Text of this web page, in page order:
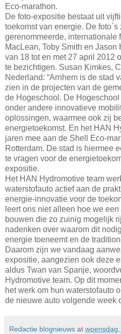
Eco-marathon.
De foto-expositie bestaat uit
toekomst van energie. De
gerenommeerde, internationale
MacLean, Toby Smith en
van 18 tot en met 27 april 2012
te bezichtigen. Susan Kimkes,
Nederland: “Arnhem is de stad
zien in de projecten van de
de Hogeschool. De
onder andere innovatieve
oplossingen, waarmee ook zij
energietoekomst. En het HAN
jaren mee aan de Shell Eco-
Rotterdam. De stad is hiermee
te vragen voor de
expositie.
Het HAN Hydromotive team
waterstofauto actief aan de
energie-innovatie voor de
leert ons niet alleen hoe we
bouwen die zo zuinig mogelijk
nadenken over waarom dit
energie toeneemt en de
Daarom zijn we vandaag
expositie, aangezien ook deze
aldus Twan van Spanje,
Hydromotive team. Op dit
het werk om hun waterstofauto
de nieuwe auto volgende week
Redactie blognieuws at